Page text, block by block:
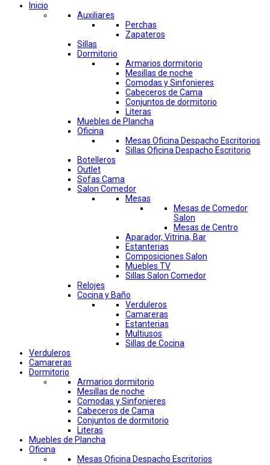
Inicio
Auxiliares
Perchas
Zapateros
Sillas
Dormitorio
Armarios dormitorio
Mesillas de noche
Comodas y Sinfonieres
Cabeceros de Cama
Conjuntos de dormitorio
Literas
Muebles de Plancha
Oficina
Mesas Oficina Despacho Escritorios
Sillas Oficina Despacho Escritorio
Botelleros
Outlet
Sofas Cama
Salon Comedor
Mesas
Mesas de Comedor
Salon
Mesas de Centro
Aparador, Vitrina, Bar
Estanterias
Composiciones Salon
Muebles TV
Sillas Salon Comedor
Relojes
Cocina y Baño
Verduleros
Camareras
Estanterias
Multiusos
Sillas de Cocina
Verduleros
Camareras
Dormitorio
Armarios dormitorio
Mesillas de noche
Comodas y Sinfonieres
Cabeceros de Cama
Conjuntos de dormitorio
Literas
Muebles de Plancha
Oficina
Mesas Oficina Despacho Escritorios